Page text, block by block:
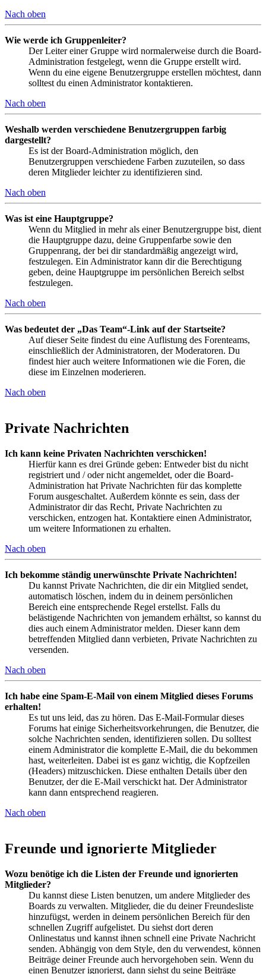
Nach oben
Wie werde ich Gruppenleiter?
Der Leiter einer Gruppe wird normalerweise durch die Board-
Administration festgelegt, wenn die Gruppe erstellt wird.
Wenn du eine eigene Benutzergruppe erstellen möchtest, dann
solltest du einen Administrator kontaktieren.
Nach oben
Weshalb werden verschiedene Benutzergruppen farbig
dargestellt?
Es ist der Board-Administration möglich, den
Benutzergruppen verschiedene Farben zuzuteilen, so dass
deren Mitglieder leichter zu identifizieren sind.
Nach oben
Was ist eine Hauptgruppe?
Wenn du Mitglied in mehr als einer Benutzergruppe bist, dient
die Hauptgruppe dazu, deine Gruppenfarbe sowie den
Gruppenrang, der bei dir standardmäßig angezeigt wird,
festzulegen. Ein Administrator kann dir die Berechtigung
geben, deine Hauptgruppe im persönlichen Bereich selbst
festzulegen.
Nach oben
Was bedeutet der „Das Team“-Link auf der Startseite?
Auf dieser Seite findest du eine Auflistung des Forenteams,
einschließlich der Administratoren, der Moderatoren. Du
findest hier auch weitere Informationen wie die Foren, die
diese im Einzelnen moderieren.
Nach oben
Private Nachrichten
Ich kann keine Privaten Nachrichten verschicken!
Hierfür kann es drei Gründe geben: Entweder bist du nicht
registriert und / oder nicht angemeldet, oder die Board-
Administration hat Private Nachrichten für das komplette
Forum ausgeschaltet. Außerdem könnte es sein, dass der
Administrator dir das Recht, Private Nachrichten zu
verschicken, entzogen hat. Kontaktiere einen Administrator,
um weitere Informationen zu erhalten.
Nach oben
Ich bekomme ständig unerwünschte Private Nachrichten!
Du kannst Private Nachrichten, die dir ein Mitglied sendet,
automatisch löschen, indem du in deinem persönlichen
Bereich eine entsprechende Regel erstellst. Falls du
belästigende Nachrichten von jemandem erhältst, so kannst du
dies auch einem Administrator melden. Dieser kann dem
betreffenden Mitglied dann verbieten, Private Nachrichten zu
versenden.
Nach oben
Ich habe eine Spam-E-Mail von einem Mitglied dieses Forums
erhalten!
Es tut uns leid, das zu hören. Das E-Mail-Formular dieses
Forums hat einige Sicherheitsvorkehrungen, die Benutzer, die
solche Nachrichten senden, identifizieren sollen. Du solltest
einem Administrator die komplette E-Mail, die du bekommen
hast, weiterleiten. Dabei ist es ganz wichtig, die Kopfzeilen
(Headers) mitzuschicken. Diese enthalten Details über den
Benutzer, der die E-Mail verschickt hat. Der Administrator
kann dann entsprechend reagieren.
Nach oben
Freunde und ignorierte Mitglieder
Wozu benötige ich die Listen der Freunde und ignorierten
Mitglieder?
Du kannst diese Listen benutzen, um andere Mitglieder des
Boards zu verwalten. Mitglieder, die du deiner Freundesliste
hinzufügst, werden in deinem persönlichen Bereich für den
schnellen Zugriff aufgelistet. Du siehst dort deren
Onlinestatus und kannst ihnen schnell eine Private Nachricht
senden. Abhängig von dem Style, den du verwendest, können
Beiträge deiner Freunde auch hervorgehoben sein. Wenn du
einen Benutzer ignorierst, dann siehst du seine Beiträge